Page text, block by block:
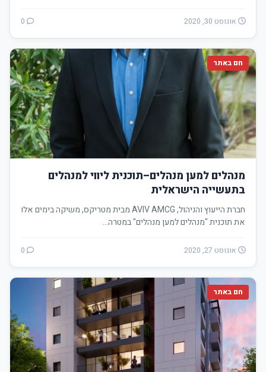
אוגוסט 30, 2020
חם באתר
מנהלים למען מנהלים–תוכנית ליווי למנהלים
בתעשייה הישראלית
חברת הייעוץ והניהול, AVIV AMCG מבית מטריקס, משיקה בימים אלו
את תוכנית "מנהלים למען מנהלים" במטרה…
אוגוסט 27, 2020
חם באתר